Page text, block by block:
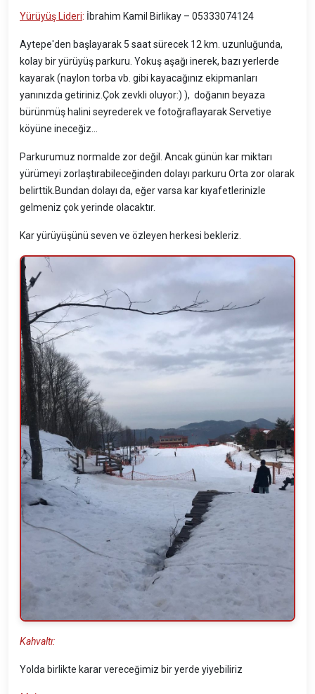
Yürüyüş Lideri: İbrahim Kamil Birlikay – 05333074124
Aytepe'den başlayarak 5 saat sürecek 12 km. uzunluğunda,
kolay bir yürüyüş parkuru. Yokuş aşağı inerek, bazı yerlerde
kayarak (naylon torba vb. gibi kayacağınız ekipmanları
yanınızda getiriniz.Çok zevkli oluyor:) ), doğanın beyaza
bürünmüş halini seyrederek ve fotoğraflayarak Servetiye
köyüne ineceğiz...
Parkurumuz normalde zor değil. Ancak günün kar miktarı
yürümeyi zorlaştırabileceğinden dolayı parkuru Orta zor olarak
belirttik.Bundan dolayı da, eğer varsa kar kıyafetlerinizle
gelmeniz çok yerinde olacaktır.
Kar yürüyüşünü seven ve özleyen herkesi bekleriz.
Kahvaltı:
Yolda birlikte karar vereceğimiz bir yerde yiyebiliriz